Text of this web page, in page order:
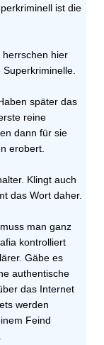
ist die
herrschen hier
später das
reine
dann für sie
erobert.
Klingt auch
das Wort daher.
man ganz
kontrolliert
Gäbe es
authentische
das Internet
werden
Feind